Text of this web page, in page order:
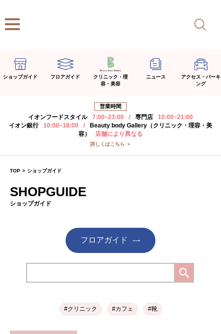
ショップガイド フロアガイド
クリニック・理
容・美容
ニュース
アクセス・パーキ
ング
営業時間
イオンフードスタイル 7:00~23:00 / 専門店
10:00~21:00
イオン銀行
10:00~18:00 /
Beauty body Gallery（クリニック・理容・美
容）
店舗により異なる
詳しくはこちら ＞
TOP > ショップガイド
SHOPGUIDE
ショップガイド
フロアガイド
#クリニック #カフェ #靴